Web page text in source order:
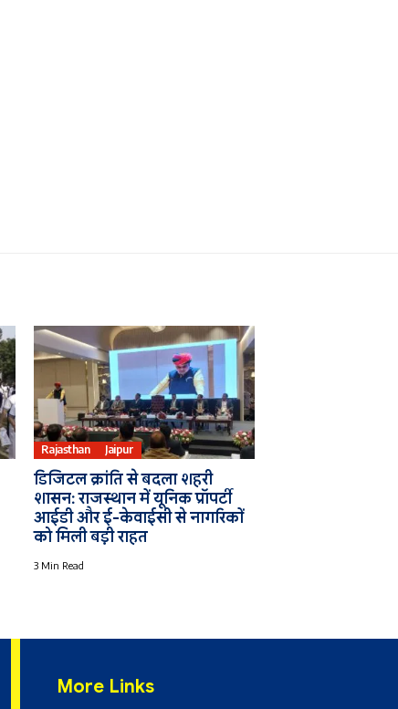
Rajasthan Jaipur
डिजिटल क्रांति से बदला शहरी
शासन: राजस्थान में यूनिक प्रॉपर्टी
आईडी और ई-केवाईसी से नागरिकों
को मिली बड़ी राहत
3 Min Read
More Links